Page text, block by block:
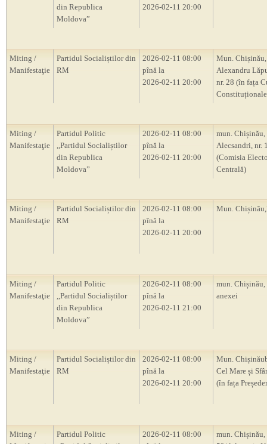
din Republica
Moldova”
2026-02-11 20:00
Miting /
Manifestaţie
Partidul Socialiștilor din
RM
2026-02-11 08:00
pînă la
2026-02-11 20:00
Mun. Chișinău,
Alexandru
nr. 28 (în fața
Miting /
Manifestaţie
Partidul Politic
,,Partidul Socialiștilor
din Republica
Moldova”
2026-02-11 08:00
pînă la
2026-02-11 20:00
mun. Chișinău,
Alecsandri, nr.
(Comisia
Centrală)
Miting /
Manifestaţie
Partidul Socialiștilor din
RM
2026-02-11 08:00
pînă la
2026-02-11 20:00
Mun.
Miting /
Manifestaţie
Partidul Politic
,,Partidul Socialiștilor
din Republica
Moldova”
2026-02-11 08:00
pînă la
2026-02-11 21:00
mun.
anexei
Miting /
Manifestaţie
Partidul Socialiștilor din
RM
2026-02-11 08:00
pînă la
2026-02-11 20:00
Mun.
Cel Mare și
(în fața
Miting /
Partidul Politic
2026-02-11 08:00
mun. Chișinău,